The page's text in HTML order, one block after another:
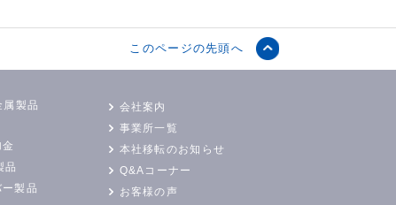
このページの先頭へ
属製品
品
製品
会社案内
事業所一覧
本社移転のお知らせ
Q&Aコーナー
お客様の声